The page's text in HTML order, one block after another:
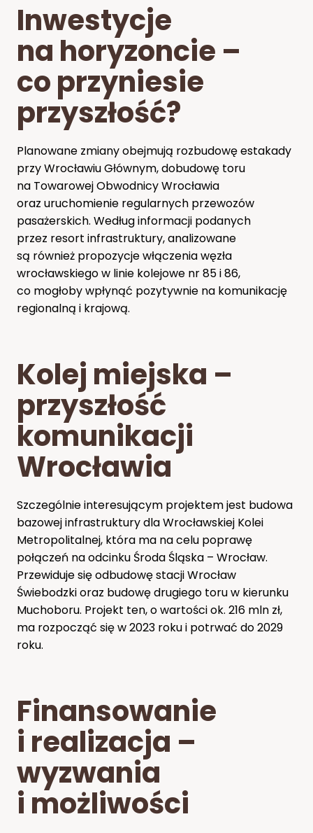
Inwestycje
na horyzoncie –
co przyniesie
przyszłość?
Planowane zmiany obejmują rozbudowę estakady
przy Wrocławiu Głównym, dobudowę toru
na Towarowej Obwodnicy Wrocławia
oraz uruchomienie regularnych przewozów
pasażerskich. Według informacji podanych
przez resort infrastruktury, analizowane
są również propozycje włączenia węzła
wrocławskiego w linie kolejowe nr 85 i 86,
co mogłoby wpłynąć pozytywnie na komunikację
regionalną i krajową.
Kolej miejska –
przyszłość
komunikacji
Wrocławia
Szczególnie interesującym projektem jest budowa
bazowej infrastruktury dla Wrocławskiej Kolei
Metropolitalnej, która ma na celu poprawę
połączeń na odcinku Środa Śląska – Wrocław.
Przewiduje się odbudowę stacji Wrocław
Świebodzki oraz budowę drugiego toru w kierunku
Muchoboru. Projekt ten, o wartości ok. 216 mln zł,
ma rozpocząć się w 2023 roku i potrwać do 2029
roku.
Finansowanie
i realizacja –
wyzwania
i możliwości